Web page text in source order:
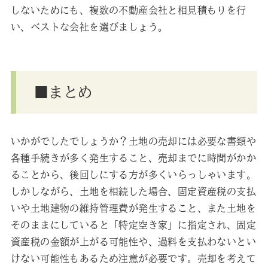
しないためにも、複数の不動産会社と相見積もりを行
い、ベストな会社を選びましょう。
■まとめ
いかがでしたでしょうか？土地の売却には必要な書類や
各種手続きが多く発生すること、売却までに時間がかか
ることから、後回しにする方が多くいらっしゃいます。
しかしながら、土地を相続した場合、固定資産税の支払
いや土地建物の維持管理費が発生すること、また土地を
そのままにしていると「特定空き家」に指定され、固定
資産税の金額が上がる可能性や、過料を支払わないとい
けない可能性もあるため注意が必要です。売却を考えて